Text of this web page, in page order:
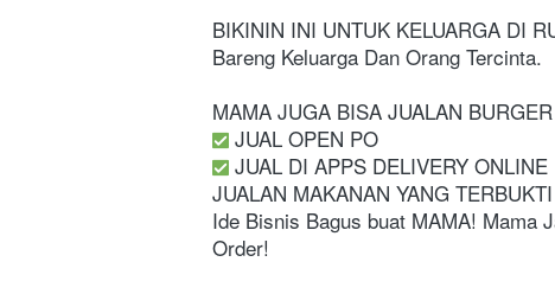
BIKININ INI UNTUK KELUARGA DI
Bareng Keluarga Dan Orang Tercinta.
MAMA JUGA BISA JUALAN
️ JUAL OPEN PO
️ JUAL DI APPS DELIVERY ONLINE
JUALAN MAKANAN YANG
Ide Bisnis Bagus buat MAMA! Mama
Order!